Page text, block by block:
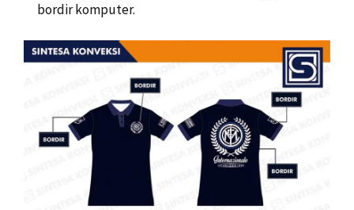
bordir komputer.